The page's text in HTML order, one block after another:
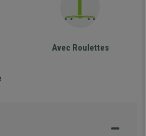
Avec Roulettes